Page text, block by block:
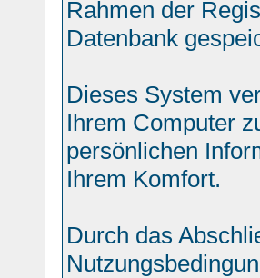
Rahmen der
Datenbank
Dieses System
Ihrem Computer
persönlichen
Ihrem Komfort.
Durch das